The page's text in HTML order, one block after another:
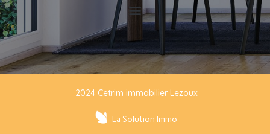
2024 Cetrim immobilier Lezoux
La Solution Immo